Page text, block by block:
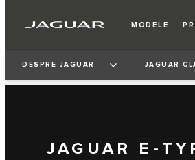
MODELE
DESPRE JAGUAR JAGUAR
JAGUAR